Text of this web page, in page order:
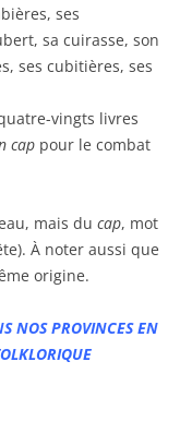
ses
sa cuirasse, son
ses cubitières, ses
vingts livres
cap pour le combat
mais du cap, mot
À noter aussi que
origine.
NOS PROVINCES EN